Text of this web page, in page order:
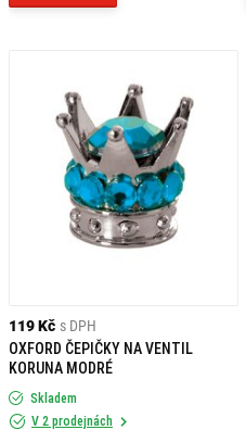
119 Kč s DPH
OXFORD ČEPIČKY NA VENTIL
KORUNA MODRÉ
Skladem
V 2 prodejnách